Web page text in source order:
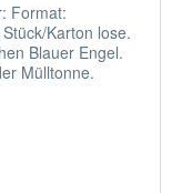
Format:
Karton lose.
Blauer Engel.
Mülltonne.